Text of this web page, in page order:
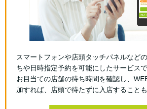
スマートフォンや店頭タッチパネルなど
ちや日時指定予約を可能にしたサービスで
お目当ての店舗の待ち時間を確認し、
加すれば、店頭で待たずに入店することも